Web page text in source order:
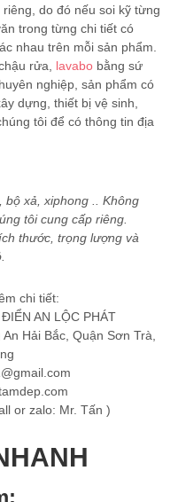
do đó nếu soi kỹ từng
trong từng chi tiết có
nhau trên mỗi sản phẩm.
rửa, lavabo bằng sứ
nghiệp, sản phẩm có
dựng, thiết bị vệ sinh,
tôi để có thông tin địa
bộ xả, xiphong .. Không
tôi cung cấp riêng.
thước, trọng lượng và
chi tiết:
AN LỘC PHÁT
Hải Bắc, Quận Sơn Trà,
or zalo: Mr. Tấn )